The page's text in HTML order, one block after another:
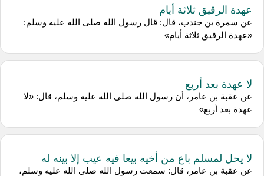
عهدة الرقيق ثلاثة أيام
عن سمرة بن جندب، قال: قال رسول الله صلى الله عليه وسلم:
«عهدة الرقيق ثلاثة أيام»
لا عهدة بعد أربع
عن عقبة بن عامر، أن رسول الله صلى الله عليه وسلم، قال: «لا
عهدة بعد أربع»
لا يحل لمسلم باع من أخيه بيعا فيه عيب إلا بينه له
عن عقبة بن عامر، قال: سمعت رسول الله صلى الله عليه وسلم،